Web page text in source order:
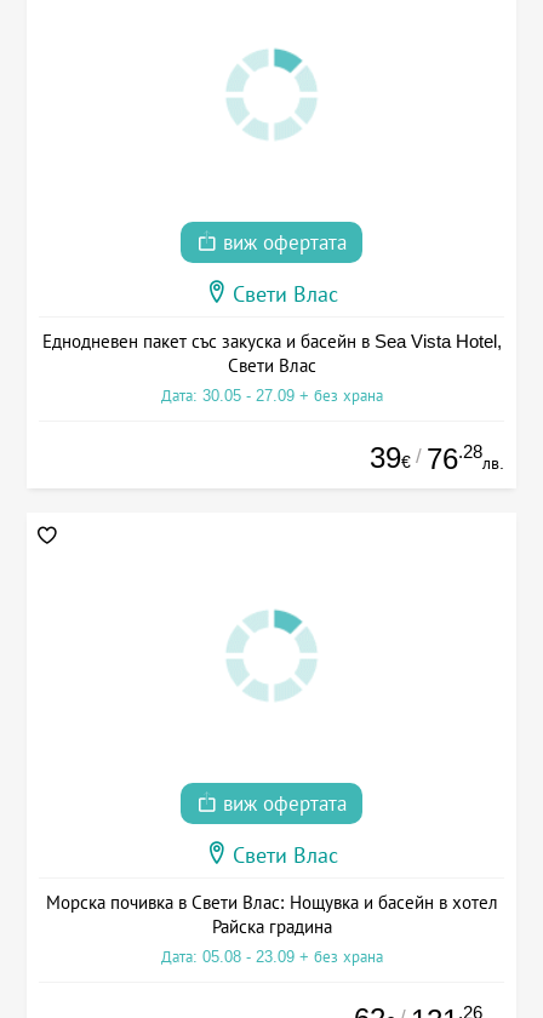
виж офертата
Свети Влас
Еднодневен пакет със закуска и басейн в Sea Vista Hotel,
Свети Влас
Дата: 30.05 - 27.09 + без храна
39€ / 76.28
лв.
виж офертата
Свети Влас
Морска почивка в Свети Влас: Нощувка и басейн в хотел
Райска градина
Дата: 05.08 - 23.09 + без храна
.26